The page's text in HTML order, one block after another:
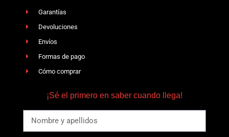
Garantías
Devoluciones
Envíos
Formas de pago
Cómo comprar
¡Sé el primero en saber cuando llega!